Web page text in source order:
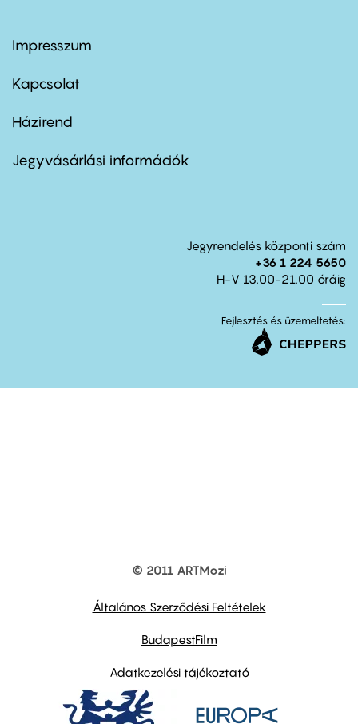
Footer
first
Impresszum
Kapcsolat
Footer
second
Házirend
Jegyvásárlási információk
Jegyrendelés központi szám
+36 1 224 5650
H-V 13.00-21.00 óráig
Fejlesztés és üzemeltetés:
© 2011 ARTMozi
Általános Szerződési Feltételek
BudapestFilm
Adatkezelési tájékoztató